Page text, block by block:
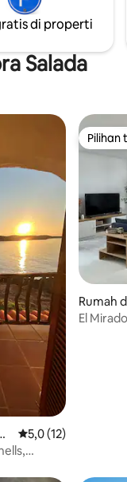
dengan
di properti
Salada
Nilai rata-rata 5,0
5,0 (12)
Pilihan
Pilihan
Rumah
El